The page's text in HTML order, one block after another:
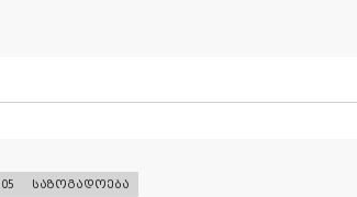
საზოგადოება